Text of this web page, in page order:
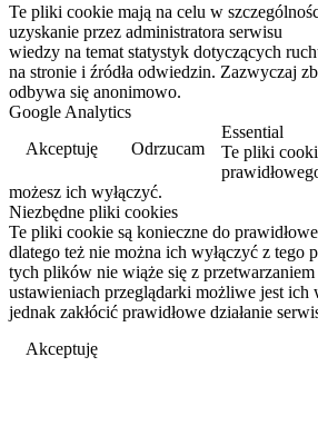
Te pliki cookie mają na celu w
uzyskanie przez administratora serwisu
wiedzy na temat statystyk dotyczących
na stronie i źródła odwiedzin. Zazwyczaj
odbywa się anonimowo.
Google Analytics
Akceptuję
Odrzucam
Essential
Te pliki
możesz ich wyłączyć.
Niezbędne pliki cookies
Te pliki cookie są konieczne do
dlatego też nie można ich wyłączyć z tego
tych plików nie wiąże się z
ustawieniach przeglądarki możliwe jest ich
jednak zakłócić prawidłowe działanie
Akceptuję